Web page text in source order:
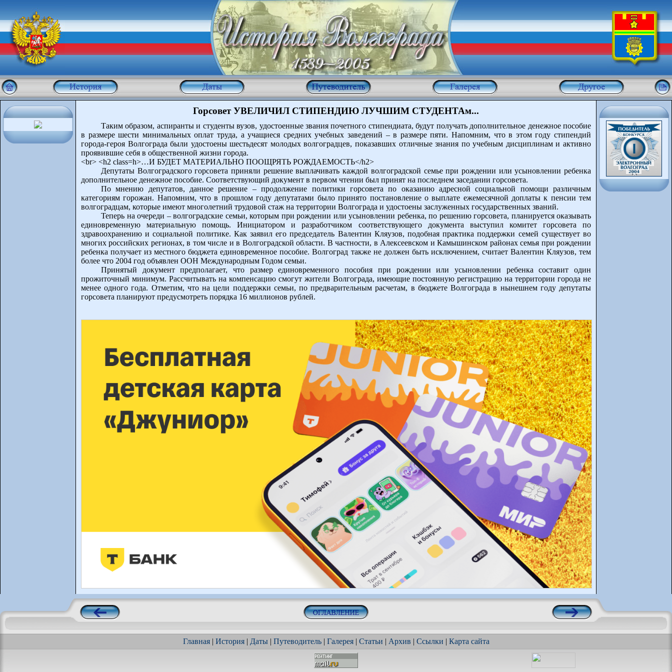
Горсовет УВЕЛИЧИЛ СТИПЕНДИЮ ЛУЧШИМ СТУДЕНТАм...
Таким образом, аспиранты и студенты вузов, удостоенные звания почетного стипендиата, будут получать дополнительное денежное пособие
в размере шести минимальных оплат труда, а учащиеся средних учебных заведений – в размере пяти. Напомним, что в этом году стипендий
города-героя Волгограда были удостоены шестьдесят молодых волгоградцев, показавших отличные знания по учебным дисциплинам и активно
проявившие себя в общественной жизни города.
<br> <h2 class=h>…И БУДЕТ МАТЕРИАЛЬНО ПООЩРЯТЬ РОЖДАЕМОСТЬ</h2>
Депутаты Волгоградского горсовета приняли решение выплачивать каждой волгоградской семье при рождении или усыновлении ребенка
дополнительное денежное пособие. Соответствующий документ в первом чтении был принят на последнем заседании горсовета.
По мнению депутатов, данное решение – продолжение политики горсовета по оказанию адресной социальной помощи различным
категориям горожан. Напомним, что в прошлом году депутатами было принято постановление о выплате ежемесячной доплаты к пенсии тем
волгоградцам, которые имеют многолетний трудовой стаж на территории Волгограда и удостоены заслуженных государственных званий.
Теперь на очереди – волгоградские семьи, которым при рождении или усыновлении ребенка, по решению горсовета, планируется оказывать
единовременную материальную помощь. Инициатором и разработчиком соответствующего документа выступил комитет горсовета по
здравоохранению и социальной политике. Как заявил его председатель Валентин Кляузов, подобная практика поддержки семей существует во
многих российских регионах, в том числе и в Волгоградской области. В частности, в Алексеевском и Камышинском районах семья при рождении
ребенка получает из местного бюджета единовременное пособие. Волгоград также не должен быть исключением, считает Валентин Кляузов, тем
более что 2004 год объявлен ООН Международным Годом семьи.
Принятый документ предполагает, что размер единовременного пособия при рождении или усыновлении ребенка составит один
прожиточный минимум. Рассчитывать на компенсацию смогут жители Волгограда, имеющие постоянную регистрацию на территории города не
менее одного года. Отметим, что на цели поддержки семьи, по предварительным расчетам, в бюджете Волгограда в нынешнем году депутаты
горсовета планируют предусмотреть порядка 16 миллионов рублей.
Главная| История| Даты| Путеводитель| Галерея| Статьи | Архив | Ссылки | Карта сайта